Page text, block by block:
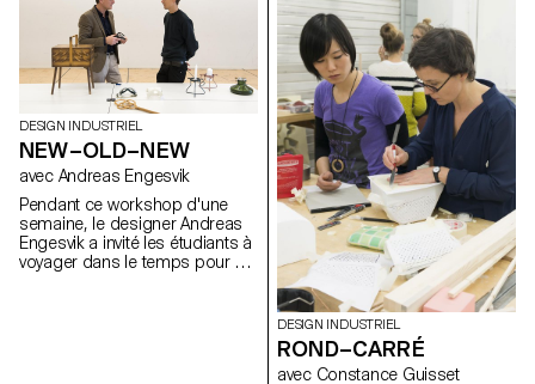
workshop "Hawker Centres".
Les "Hawker Centres" sont
des restaurants traditionnels où
se réunissent les
Singapouriens de tout horizon.
Plus que des restaurants, ces
lieux sont de véritables points
de rencontre entre les cultures
chinoises, malaisiennes et
indiennes. L'objectif du
workshop était d'immerger les
étudiants pendant une semaine
au cœur de la culture
cosmopolite de Singapour. Ils
ont conçu des objets tels que
des ustensiles de cuisine, de la
vaisselle ou de la signalisation
qui améliorent l'expérience des
clients et des travailleurs au
DESIGN INDUSTRIEL
NEW–OLD–NEW
avec Andreas Engesvik
Pendant ce workshop d'une
semaine, le designer Andreas
Engesvik a invité les étudiants à
voyager dans le temps pour y
DESIGN INDUSTRIEL
ROND–CARRÉ
avec Constance Guisset